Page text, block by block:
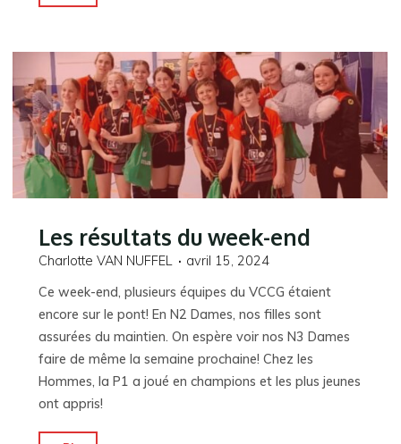
rendez-
du
week-
end"
Les résultats du week-end
Charlotte VAN NUFFEL
avril 15, 2024
Ce week-end, plusieurs équipes du VCCG étaient
encore sur le pont! En N2 Dames, nos filles sont
assurées du maintien. On espère voir nos N3 Dames
faire de même la semaine prochaine! Chez les
Hommes, la P1 a joué en champions et les plus jeunes
ont appris!